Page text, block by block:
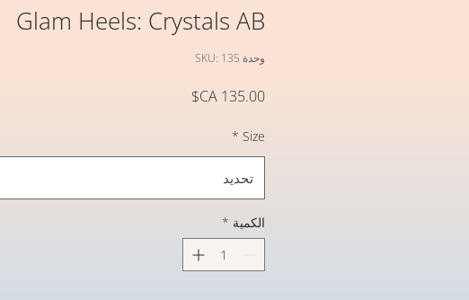
Glam Heels: Crystals AB
وحدة SKU: 135
Size
*
تحديد
الكمية *